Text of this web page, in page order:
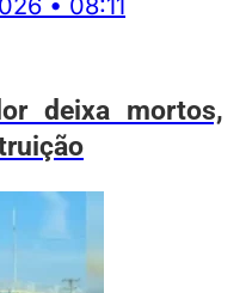
• 08:11
deixa mortos,